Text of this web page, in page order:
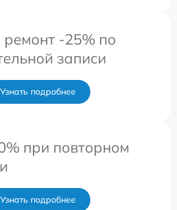
-25% по
записи
Узнать подробнее
при повторном
Узнать подробнее